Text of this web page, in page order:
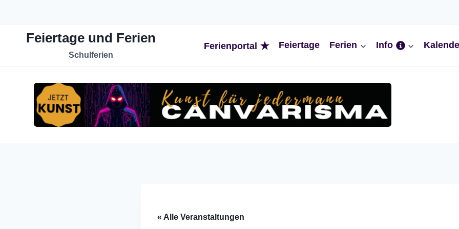
springenFeiertage und Ferien
Schulferien
Ferienportal Feiertage Ferien Info
« Alle Veranstaltungen